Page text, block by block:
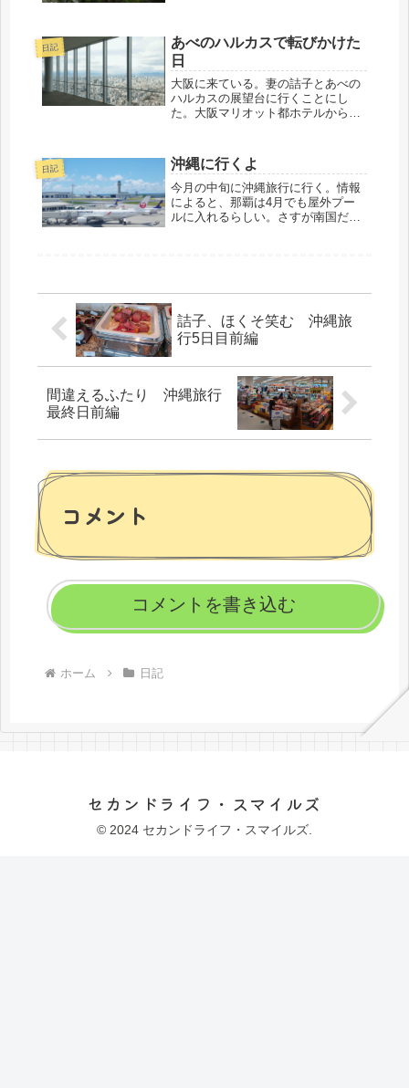
いようと思って目を閉じた。どれほ
ど経っただろうか。突然大きな音を
立ててテレビが鳴り...
日記
あべのハルカスで転びかけた
日
大阪に来ている。妻の詰子とあべの
ハルカスの展望台に行くことにし
た。大阪マリオット都ホテルから直
地図のように足元へ広がっている。
詰子と並んで、ゆっくりと回廊を歩
いていると、突然そ...
日記 沖縄に行くよ
今月の中旬に沖縄旅行に行く。情報
によると、那覇は4月でも屋外プー
ルに入れるらしい。さすが南国だ。
詰子、ほくそ笑む 沖縄旅
行5日目前編
間違えるふたり 沖縄旅行
最終日前編
コメント
コメントを書き込む
ホーム 日記
セカンドライフ・スマイルズ
© 2024 セカンドライフ・スマイルズ.